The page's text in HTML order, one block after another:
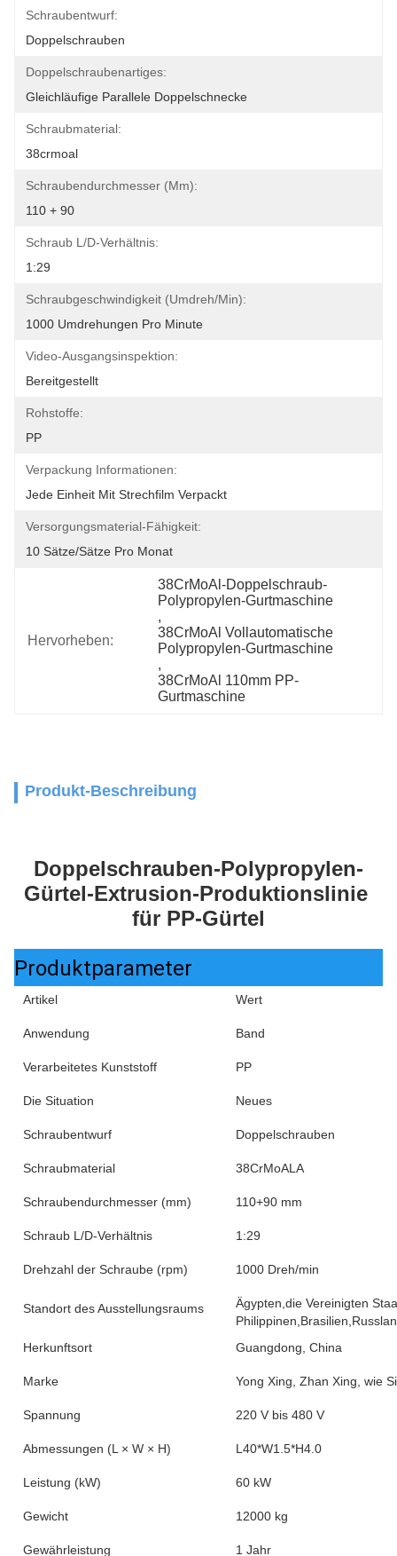
Schraubentwurf:
Doppelschrauben
Doppelschraubenartiges:
Gleichläufige Parallele Doppelschnecke
Schraubmaterial:
38crmoal
Schraubendurchmesser (mm):
110 + 90
Schraub L/D-Verhältnis:
1:29
Schraubgeschwindigkeit (umdreh/min):
1000 Umdrehungen Pro Minute
Video-Ausgangsinspektion:
Bereitgestellt
Rohstoffe:
PP
Verpackung Informationen:
Jede Einheit Mit Strechfilm Verpackt
Versorgungsmaterial-Fähigkeit:
10 Sätze/Sätze Pro Monat
Hervorheben:
38CrMoAl-Doppelschraub-
Polypropylen-Gurtmaschine
,
38CrMoAl Vollautomatische
Polypropylen-Gurtmaschine
,
38CrMoAl 110mm PP-
Gurtmaschine
Produkt-Beschreibung
Doppelschrauben-Polypropylen-
Gürtel-Extrusion-Produktionslinie
für PP-Gürtel
Produktparameter
Artikel Wert
Anwendung Band
Verarbeitetes Kunststoff PP
Die Situation Neues
Schraubentwurf Doppelschrauben
Schraubmaterial 38CrMoALA
Schraubendurchmesser (mm) 110+90 mm
Schraub L/D-Verhältnis 1:29
Drehzahl der Schraube (rpm) 1000 Dreh/min
Standort des Ausstellungsraums
Ägypten,die Vereinigten
Herkunftsort
Guangdong, China
Marke Yong Xing, Zhan Xing, wie
Spannung 220 V bis 480 V
Abmessungen (L × W × H) L40*W1.5*H4.0
Leistung (kW) 60 kW
Gewicht 12000 kg
Gewährleistung 1 Jahr